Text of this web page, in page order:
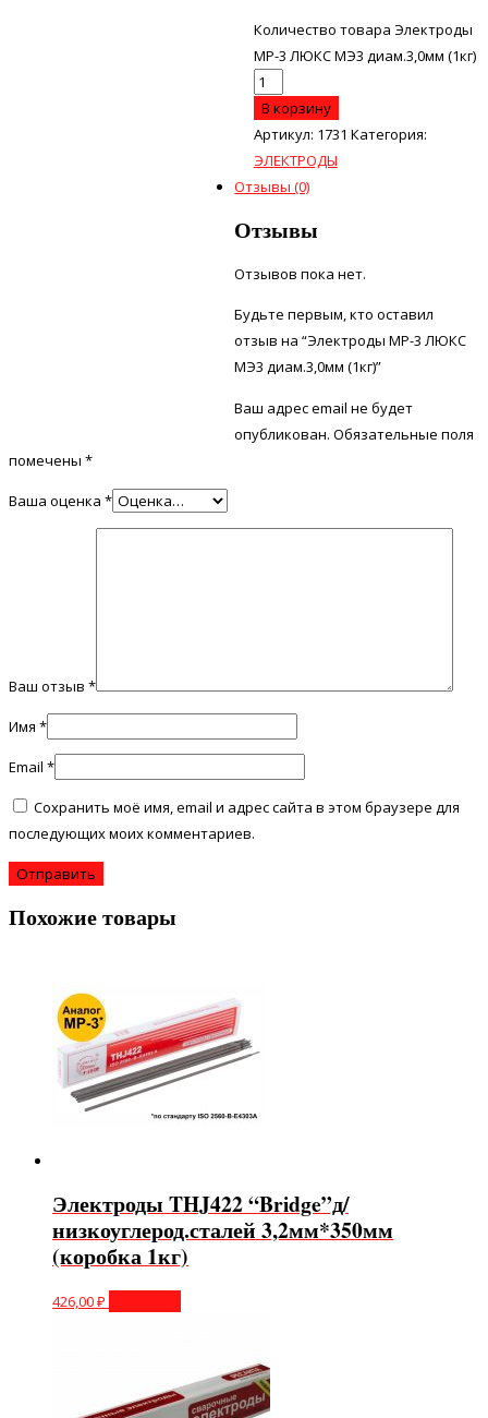
Количество товара Электроды
МР-3 ЛЮКС МЭ3 диам.3,0мм (1кг)
В корзину
Артикул: 1731 Категория:
ЭЛЕКТРОДЫ
Отзывы (0)
Отзывы
Отзывов пока нет.
Будьте первым, кто оставил
отзыв на “Электроды МР-3 ЛЮКС
МЭ3 диам.3,0мм (1кг)”
Ваш адрес email не будет
опубликован. Обязательные поля
помечены *
Ваша оценка *
Ваш отзыв *
Имя *
Email *
Сохранить моё имя, email и адрес сайта в этом браузере для
последующих моих комментариев.
Похожие товары
Электроды THJ422 “Bridge”д/
низкоуглерод.сталей 3,2мм*350мм
(коробка 1кг)
426,00₽